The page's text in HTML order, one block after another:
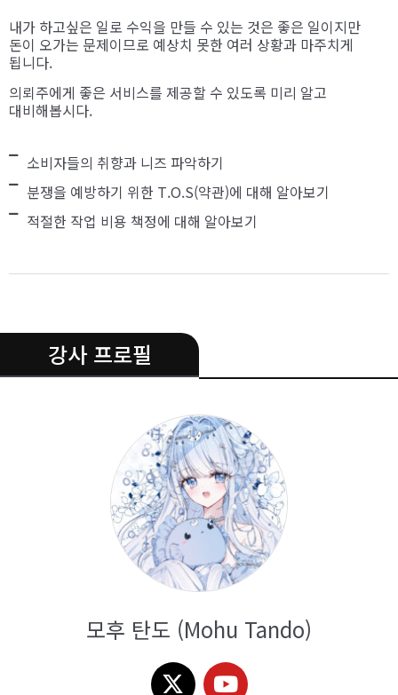
내가 하고싶은 일로 수익을 만들 수 있는 것은 좋은 일이지만
돈이 오가는 문제이므로 예상치 못한 여러 상황과 마주치게
됩니다.
의뢰주에게 좋은 서비스를 제공할 수 있도록 미리 알고
대비해봅시다.
소비자들의 취향과 니즈 파악하기
분쟁을 예방하기 위한 T.O.S(약관)에 대해 알아보기
적절한 작업 비용 책정에 대해 알아보기
강사 프로필
모후 탄도 (Mohu Tando)